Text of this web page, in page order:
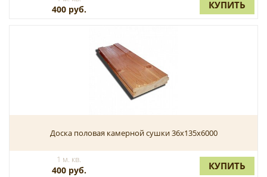
400 руб. КУПИТЬ
Доска половая камерной сушки 36x135x6000
1 м. кв.
400 руб. КУПИТЬ